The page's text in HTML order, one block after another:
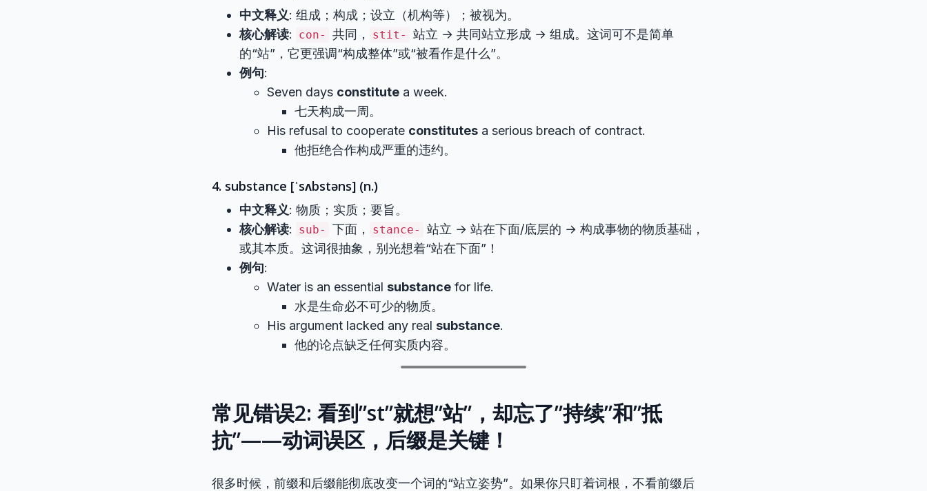
中文释义: 组成；构成；设立（机构等）；被视为。
核心解读: con- 共同， stit-
站立 → 共同站立形成 → 组成。这词可不是简单
的“站”，它更强调“构成整体”或“被看作是什么”。
例句:
Seven days constitute a week.
七天构成一周。
His refusal to cooperate constitutes a serious breach of contract.
他拒绝合作构成严重的违约。
4. substance [ˈsʌbstəns] (n.)
中文释义: 物质；实质；要旨。
核心解读: sub- 下面， stance-
站立 → 站在下面/底层的 → 构成事物的物质基础，
或其本质。这词很抽象，别光想着“站在下面”！
例句:
Water is an essential substance for life.
水是生命必不可少的物质。
His argument lacked any real substance.
他的论点缺乏任何实质内容。
常见错误2: 看到”st”就想”站”，却忘了”持续”和”抵
抗”——动词误区，后缀是关键！
很多时候，前缀和后缀能彻底改变一个词的“站立姿势”。如果你只盯着词根，不看前缀后